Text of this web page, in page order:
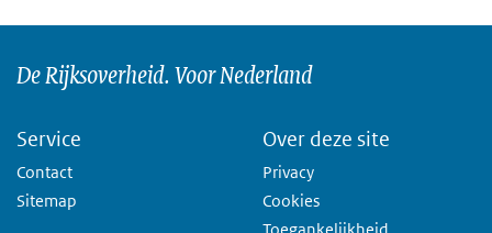
De Rijksoverheid. Voor Nederland
Service
Contact
Sitemap
Over deze site
Privacy
Cookies